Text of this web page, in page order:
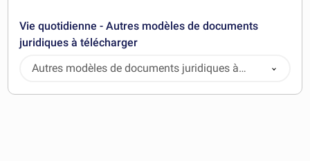
Vie quotidienne - Autres modèles de documents
juridiques à télécharger
Autres modèles de documents juridiques à
télécharger